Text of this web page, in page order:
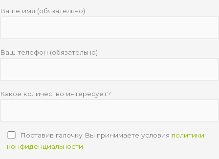
Ваше имя (обязательно)
Ваш телефон (обязательно)
Какое количество интересует?
Поставив галочку Вы принимаете условия политики
конфиденциальности